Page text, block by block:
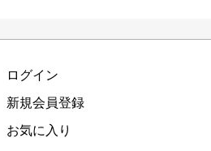
ログイン
新規会員登録
お気に入り